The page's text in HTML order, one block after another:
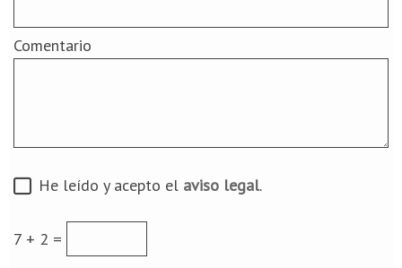
Comentario
He leído y acepto el aviso legal.
7 + 2 =